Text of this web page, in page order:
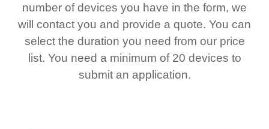
number of devices you have in the form, we
will contact you and provide a quote. You can
select the duration you need from our price
list. You need a minimum of 20 devices to
submit an application.